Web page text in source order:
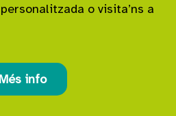
o visita’ns a
Més info